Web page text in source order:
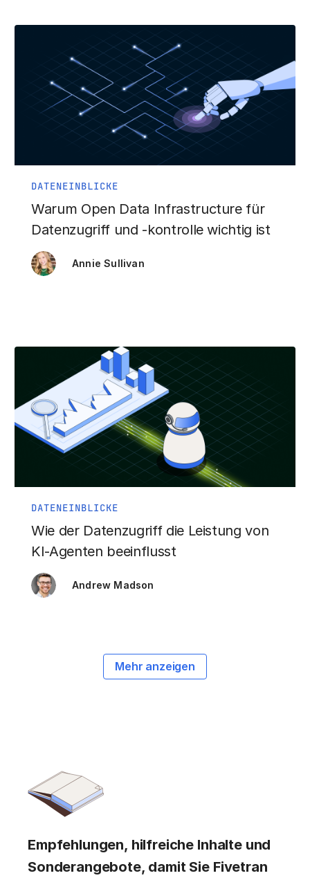
DATENEINBLICKE
Warum Open Data Infrastructure für
Datenzugriff und -kontrolle wichtig ist
Annie Sullivan
DATENEINBLICKE
Wie der Datenzugriff die Leistung von
KI-Agenten beeinflusst
Andrew Madson
Mehr anzeigen
Empfehlungen, hilfreiche Inhalte und
Sonderangebote, damit Sie Fivetran